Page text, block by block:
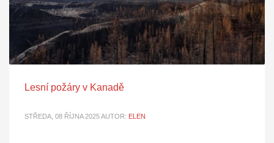
Lesní požáry v Kanadě
STŘEDA, 08 ŘÍJNA 2025AUTOR: ELEN